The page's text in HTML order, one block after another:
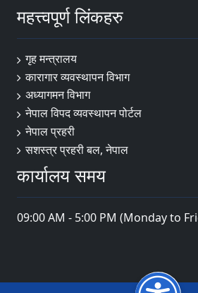
महत्त्वपूर्ण लिंकहरु
गृह मन्त्रालय
कारागार व्यवस्थापन विभाग
अध्यागमन विभाग
नेपाल विपद व्यवस्थापन पोर्टल
नेपाल प्रहरी
सशस्त्र प्रहरी बल, नेपाल
कार्यालय समय
09:00 AM - 5:00 PM (Monday to